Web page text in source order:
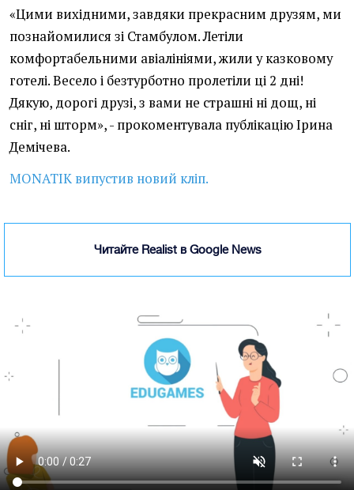
«Цими вихідними, завдяки прекрасним друзям, ми
познайомилися зі Стамбулом. Летіли
комфортабельними авіалініями, жили у казковому
готелі. Весело і безтурботно пролетіли ці 2 дні!
Дякую, дорогі друзі, з вами не страшні ні дощ, ні
сніг, ні шторм», - прокоментувала публікацію Ірина
Демічева.
MONATIK випустив новий кліп.
Читайте Realist в Google News